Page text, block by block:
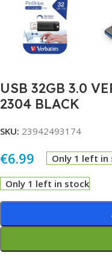
USB 32GB 3.0
2304 BLACK
SKU: 23942493174
€6.99 Only 1 left in
Only 1 left in stock